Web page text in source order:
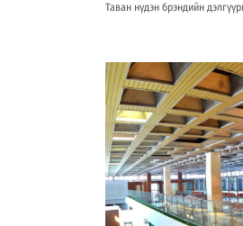
Таван нүдэн брэндийн